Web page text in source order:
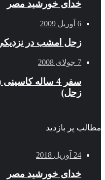
خدای خورشید مصر
6 آوریل 2009
زحل امشب در
7 جولای 2008
سفر 4 ساله
زحل)
مطالب پر بازدید
24 آوریل 2018
خدای خورشید مصر